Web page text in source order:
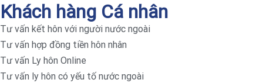
Khách hàng Cá nhân
Tư vấn kết hôn với người nước ngoài
Tư vấn hợp đồng tiền hôn nhân
Tư vấn Ly hôn Online
Tư vấn ly hôn có yếu tố nước ngoài